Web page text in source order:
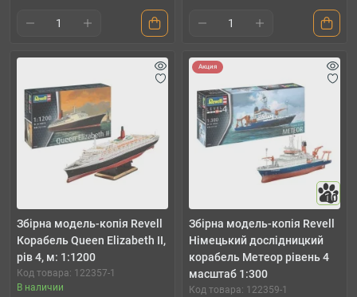
Збірна модель-копія Revell
Корабель Queen Elizabeth II,
рів 4, м: 1:1200
Код товара: 122357-1
В наличии
Акция
10
Збірна модель-копія Revell
Німецький дослідницкий
корабель Метеор рівень 4
масштаб 1:300
Код товара: 122359-1